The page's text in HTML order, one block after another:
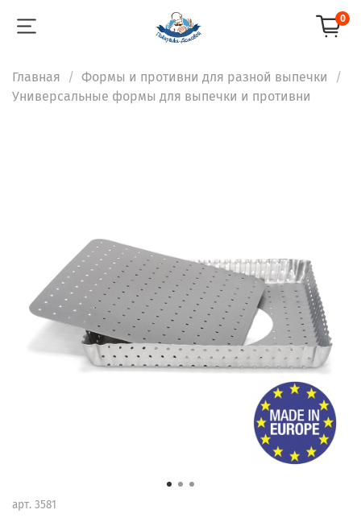
0
Главная
Формы и противни для разной выпечки
Универсальные формы для выпечки и противни
арт. 3581